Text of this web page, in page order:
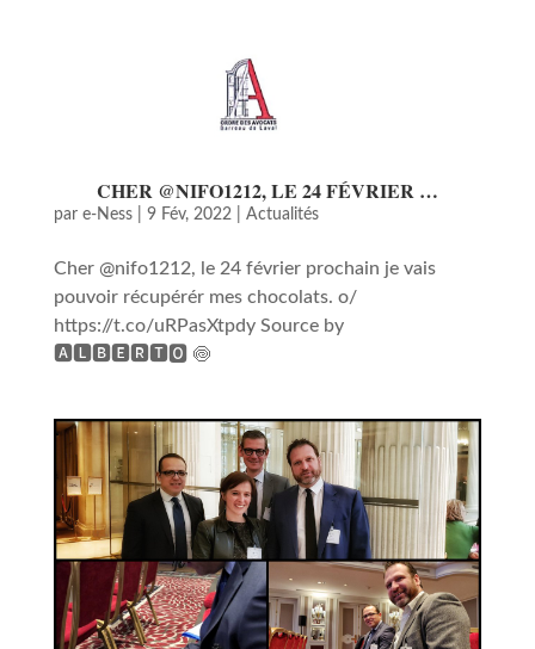
CHER @NIFO1212, LE 24 FÉVRIER …
par e-Ness| 9 Fév, 2022| Actualités
Cher @nifo1212, le 24 février prochain je vais
pouvoir récupérér mes chocolats. o/
https://t.co/uRPasXtpdy Source by
🅰🅻🅱🅴🆁🆃🅾 🍥